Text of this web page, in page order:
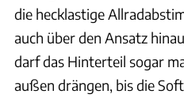
die hecklastige
auch über den Ansatz
darf das Hinterteil sogar
außen drängen, bis die